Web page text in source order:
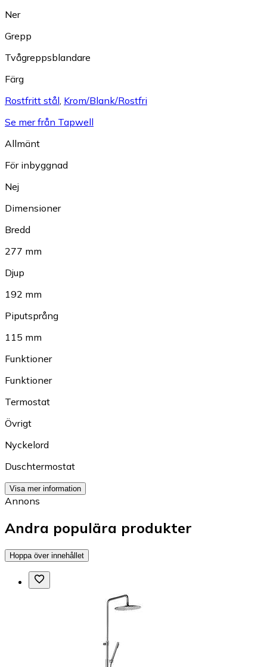
Ner
Grepp
Tvågreppsblandare
Färg
Rostfritt stål Krom/Blank/Rostfri
Se mer från Tapwell
Allmänt
För inbyggnad
Nej
Dimensioner
Bredd
277 mm
Djup
192 mm
Piputsprång
115 mm
Funktioner
Funktioner
Termostat
Övrigt
Nyckelord
Duschtermostat
Visa mer information
Annons
Andra populära produkter
Hoppa över innehållet